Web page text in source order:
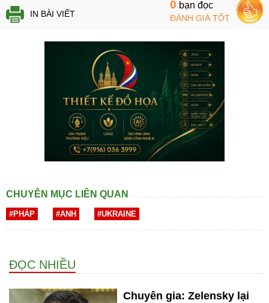
IN BÀI VIẾT
0 bạn đọc
ĐÁNH GIÁ TỐT
CHUYÊN MỤC LIÊN QUAN
#PHÁP #ANH #UKRAINE
ĐỌC NHIỀU
Chuyên gia: Zelensky lại